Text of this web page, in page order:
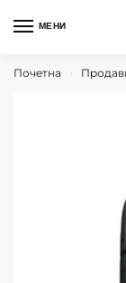
МЕНИ
Почетна ›